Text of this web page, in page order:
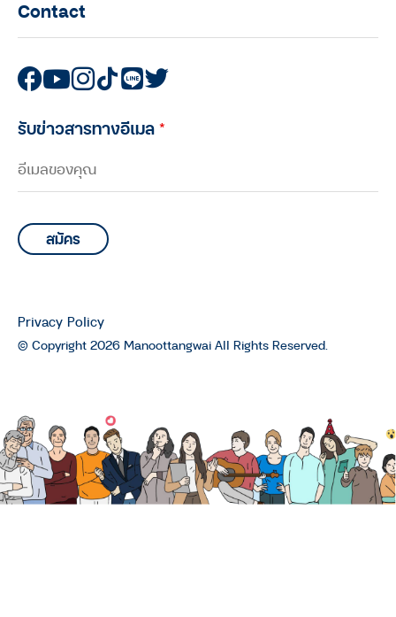
Contact
รับข่าวสารทางอีเมล*
© Copyright 2026 Manoottangwai All Rights Reserved.
Privacy Policy